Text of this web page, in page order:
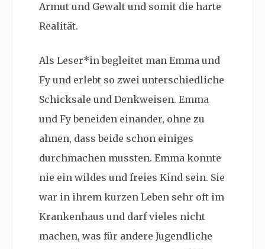
Armut und Gewalt und somit die harte
Realität.
Als Leser*in begleitet man Emma und
Fy und erlebt so zwei unterschiedliche
Schicksale und Denkweisen. Emma
und Fy beneiden einander, ohne zu
ahnen, dass beide schon einiges
durchmachen mussten. Emma konnte
nie ein wildes und freies Kind sein. Sie
war in ihrem kurzen Leben sehr oft im
Krankenhaus und darf vieles nicht
machen, was für andere Jugendliche